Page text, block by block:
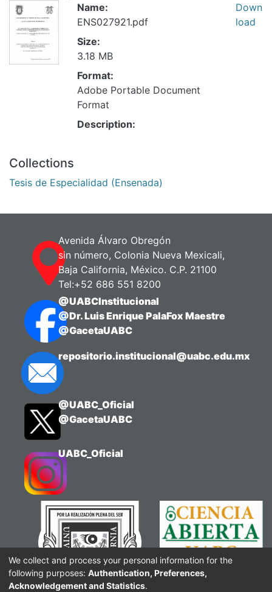
Name:
ENS027921.pdf
Size:
3.18 MB
Format:
Adobe Portable Document
Format
Description:
Down
load
Collections
Tesis de Especialidad (Ensenada)
Avenida Álvaro Obregón
sin número, Colonia Nueva Mexicali,
Baja California, México. C.P. 21100
Tel:+52 686 551 8200
@UABCInstitucional
@Dr. Luis Enrique PalaFox Maestre
@GacetaUABC
repositorio.institucional@uabc.edu.mx
@UABC_Oficial
@GacetaUABC
UABC_Oficial
We collect and process your personal information for the
following purposes: Authentication, Preferences,
Acknowledgement and Statistics.